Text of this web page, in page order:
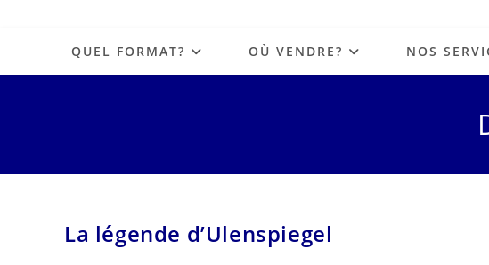
QUEL FORMAT? OÙ VENDRE? NOS
La légende d’Ulenspiegel